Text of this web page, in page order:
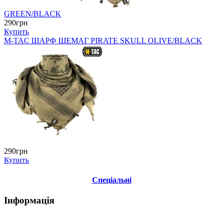
GREEN/BLACK
290грн
Купить
M-TAC ШАРФ ШЕМАГ PIRATE SKULL OLIVE/BLACK
290грн
Купить
Спеціальні
Інформація